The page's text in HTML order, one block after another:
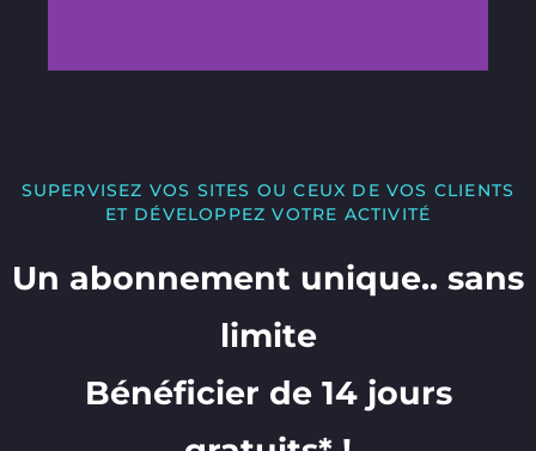
SUPERVISEZ VOS SITES OU CEUX DE VOS CLIENTS
ET DÉVELOPPEZ VOTRE ACTIVITÉ
Un abonnement unique.. sans
limite
Bénéficier de 14 jours